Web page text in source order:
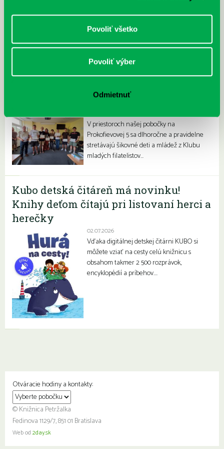
Povoliť všetko
Povoliť výber
Odmietnuť
projektu…
Filatelisti ovládli olympiádu
V priestoroch našej pobočky na
Prokofievovej 5 sa dlhoročne a pravidelne
stretávajú šikovné deti a mládež z Klubu
mladých filatelistov…
Kubo detská čitáreň má novinku!
Knihy deťom čítajú pri listovaní herci a
herečky
02.07.2026
Vďaka digitálnej detskej čitárni KUBO si
môžete vziať na cesty celú knižnicu s
obsahom takmer 2 500 rozprávok,
encyklopédií a príbehov….
Otváracie hodiny a kontakty:
© Knižnica Petržalka
Fedinova 1129/7, 851 01 Bratislava
Web od 2day.sk